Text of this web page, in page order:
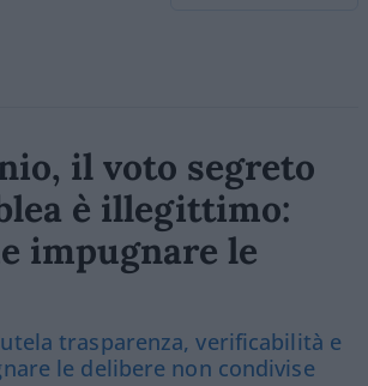
il voto segreto
è illegittimo:
impugnare le
trasparenza, verificabilità e
le delibere non condivise